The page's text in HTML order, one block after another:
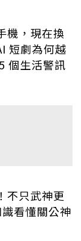
機，現在換
短劇為何越
個生活警訊
不只武神更
看懂關公神